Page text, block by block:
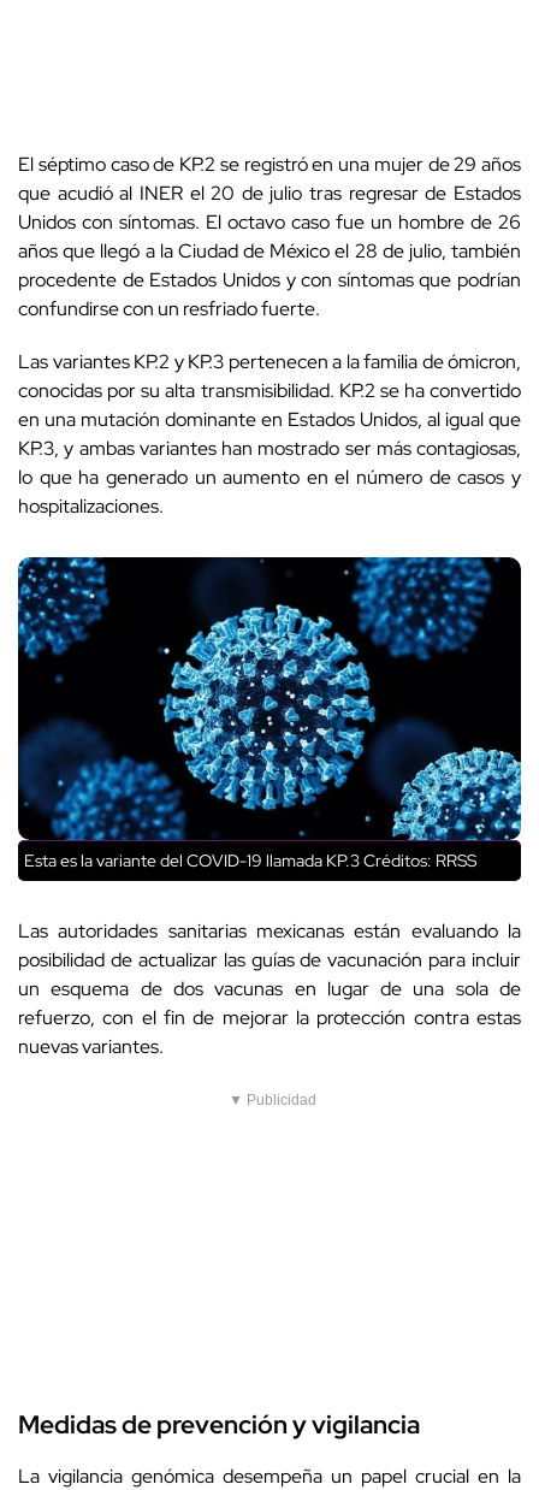
El séptimo caso de KP.2 se registró en una mujer de 29 años
que acudió al INER el 20 de julio tras regresar de Estados
Unidos con síntomas. El octavo caso fue un hombre de 26
años que llegó a la Ciudad de México el 28 de julio, también
procedente de Estados Unidos y con síntomas que podrían
confundirse con un resfriado fuerte.
Las variantes KP.2 y KP.3 pertenecen a la familia de ómicron,
conocidas por su alta transmisibilidad. KP.2 se ha convertido
en una mutación dominante en Estados Unidos, al igual que
KP.3, y ambas variantes han mostrado ser más contagiosas,
lo que ha generado un aumento en el número de casos y
hospitalizaciones.
Esta es la variante del COVID-19 llamada KP.3 Créditos: RRSS
Las autoridades sanitarias mexicanas están evaluando la
posibilidad de actualizar las guías de vacunación para incluir
un esquema de dos vacunas en lugar de una sola de
refuerzo, con el fin de mejorar la protección contra estas
nuevas variantes.
▼ Publicidad
Medidas de prevención y vigilancia
La vigilancia genómica desempeña un papel crucial en la